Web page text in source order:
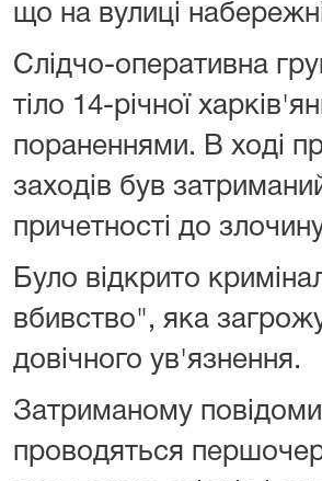
що на вулиці
Слідчо-оперативна
тіло 14-річної
пораненнями. В ході
заходів був
причетності до
Було відкрито
вбивство", яка
довічного ув'язнення.
Затриманому
проводяться